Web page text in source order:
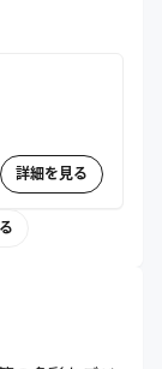
宿泊施設ブラ
詳細を見る